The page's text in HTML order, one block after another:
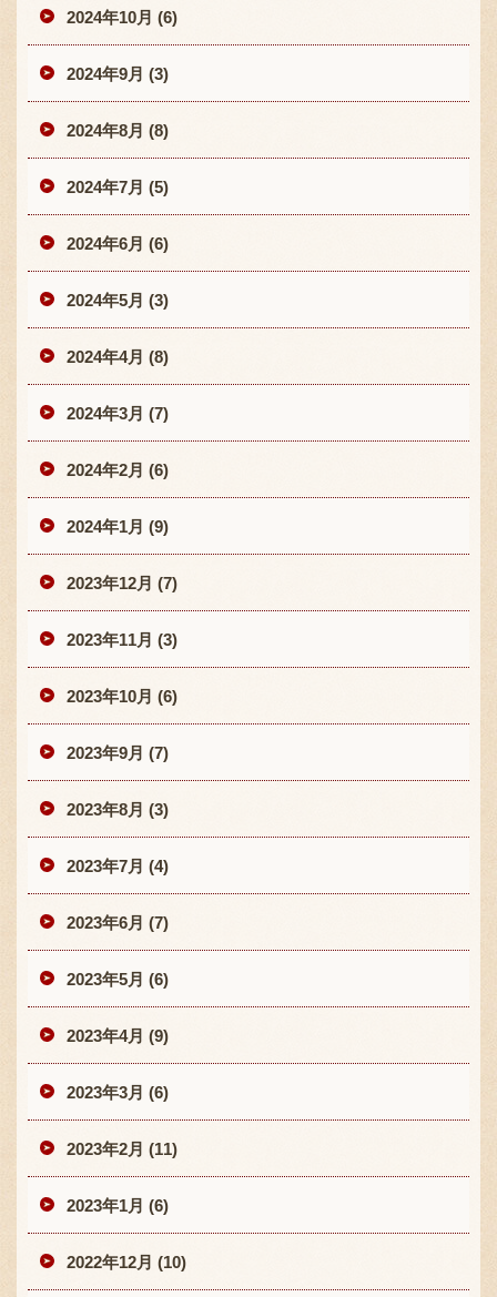
2024年10月 (6)
2024年9月 (3)
2024年8月 (8)
2024年7月 (5)
2024年6月 (6)
2024年5月 (3)
2024年4月 (8)
2024年3月 (7)
2024年2月 (6)
2024年1月 (9)
2023年12月 (7)
2023年11月 (3)
2023年10月 (6)
2023年9月 (7)
2023年8月 (3)
2023年7月 (4)
2023年6月 (7)
2023年5月 (6)
2023年4月 (9)
2023年3月 (6)
2023年2月 (11)
2023年1月 (6)
2022年12月 (10)